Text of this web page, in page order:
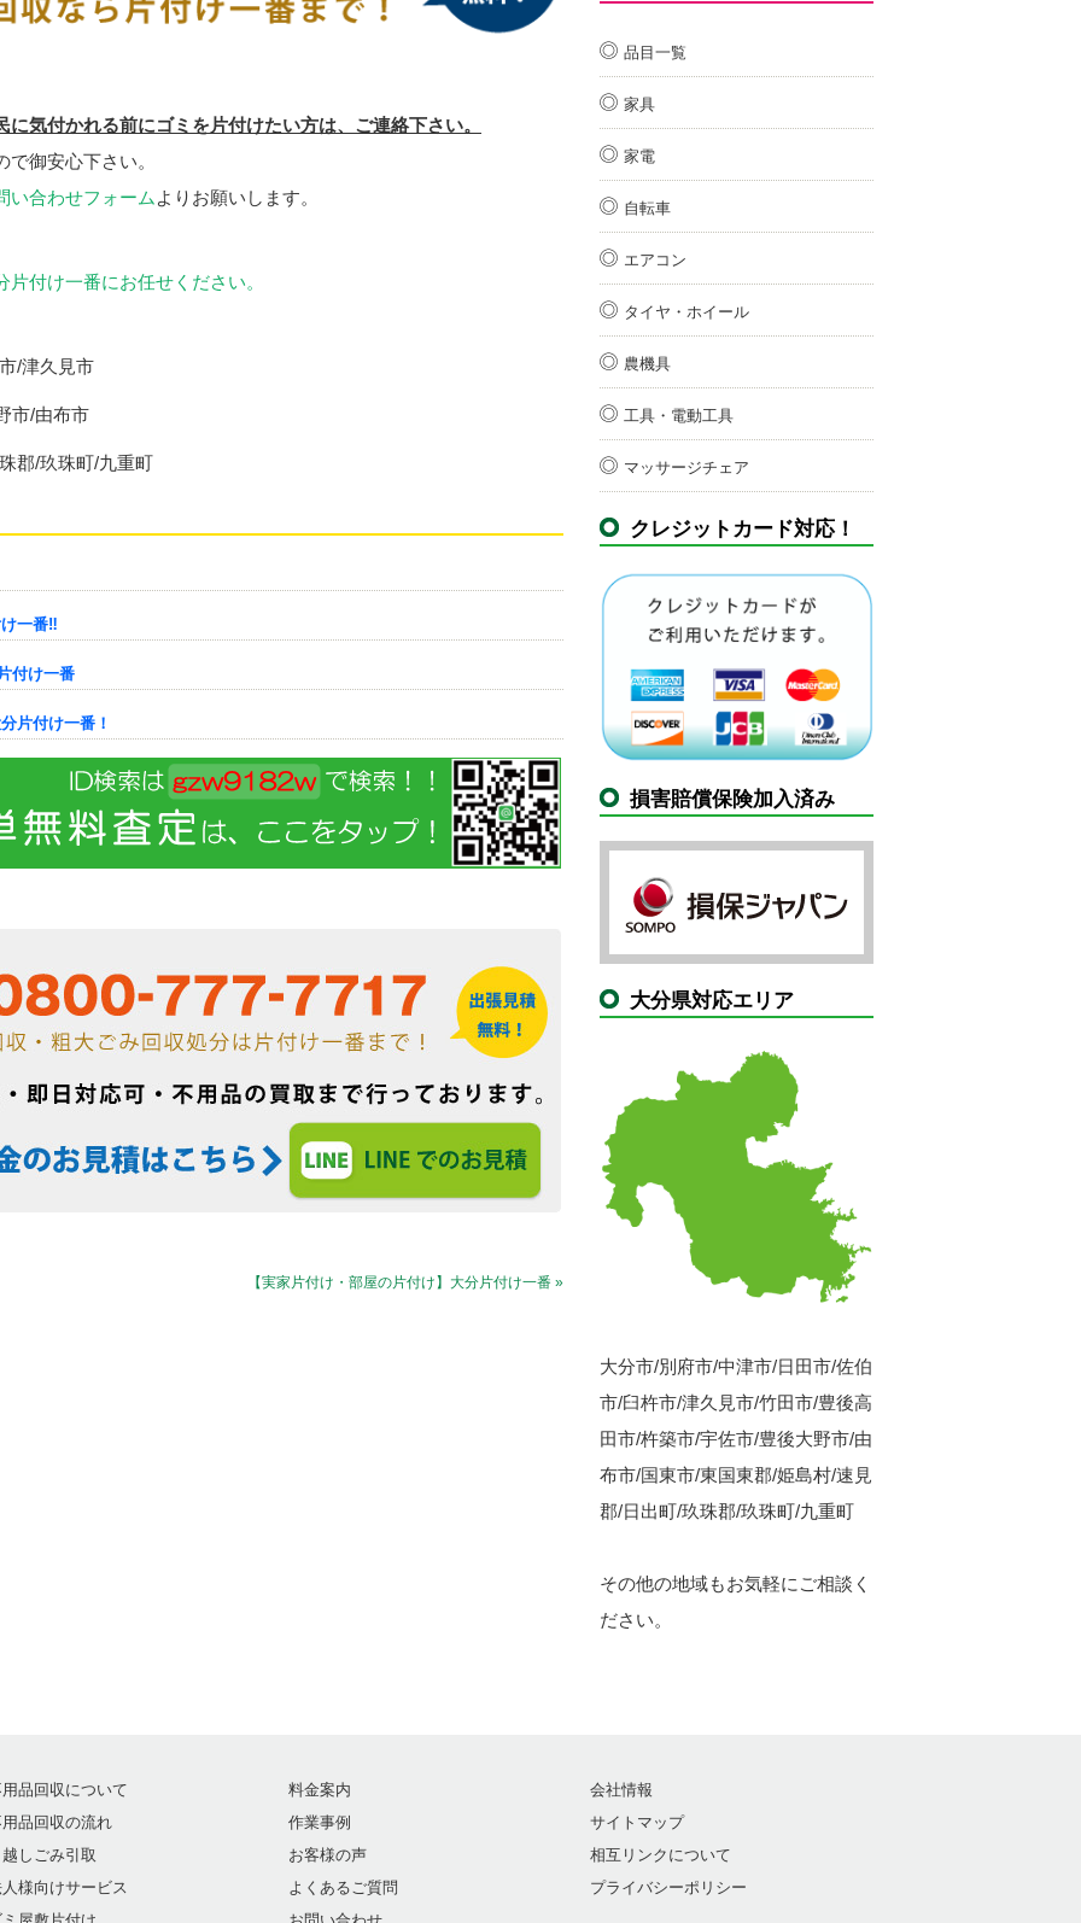
気付かれる前にゴミを片付けたい方は、ご連絡下さい。
で御安心下さい。
い合わせフォーム よりお願いします。
付け一番にお任せください。
/津久見市
市/由布市
郡/玖珠町/九重町
一番‼︎
付け一番
片付け一番！
【実家片付け・部屋の片付け】大分片付け一番 »
品目一覧
家具
家電
自転車
エアコン
タイヤ・ホイール
農機具
工具・電動工具
マッサージチェア
クレジットカード対応！
損害賠償保険加入済み
大分県対応エリア
大分市/別府市/中津市/日田市/佐伯
市/臼杵市/津久見市/竹田市/豊後高
田市/杵築市/宇佐市/豊後大野市/由
布市/国東市/東国東郡/姫島村/速見
郡/日出町/玖珠郡/玖珠町/九重町
その他の地域もお気軽にご相談く
ださい。
品回収について
品回収の流れ
しごみ引取
様向けサービス
料金案内
作業事例
お客様の声
よくあるご質問
会社情報
サイトマップ
相互リンクについて
プライバシーポリシー